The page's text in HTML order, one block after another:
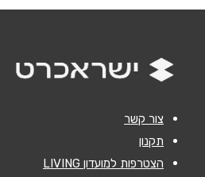
נושא*
הודעה
צור קשר
תקנון
הצטרפות למועדון LIVING